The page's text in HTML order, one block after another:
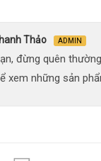
Thảo ADMIN
đừng quên
xem những sản